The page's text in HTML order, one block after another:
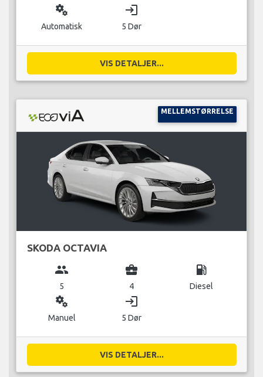
miscellaneous_services
Automatisk
login
5 Dør
VIS DETALJER...
MELLEMSTØRRELSE
SKODA OCTAVIA
group
5
business_center
4
local_gas_station
Diesel
miscellaneous_services
Manuel
login
5 Dør
VIS DETALJER...